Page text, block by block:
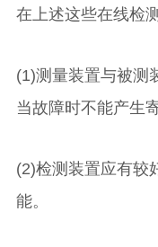
在上述这些在线检
(1)测量装置与被测
当故障时不能产生
(2)检测装置应有较
能。